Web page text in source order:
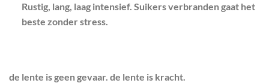
Rustig, lang, laag intensief. Suikers verbranden gaat het
beste zonder stress.
de lente is geen gevaar. de lente is kracht.